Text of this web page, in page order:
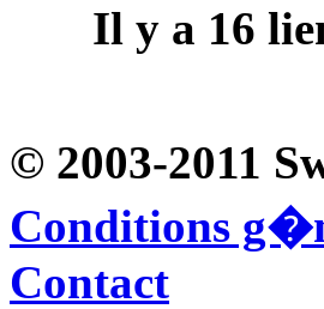
Il y a 16
© 2003-2011
Conditions
Contact